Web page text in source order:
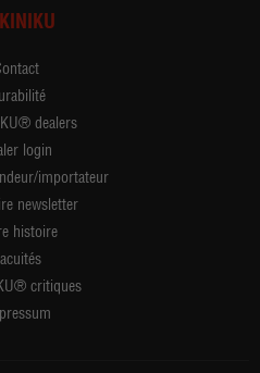
dealers
login
importateur
newsletter
histoire
critiques